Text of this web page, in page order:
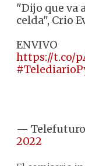
"Dijo que va
celda", Crio
ENVIVO
https://t.co/
—
2022